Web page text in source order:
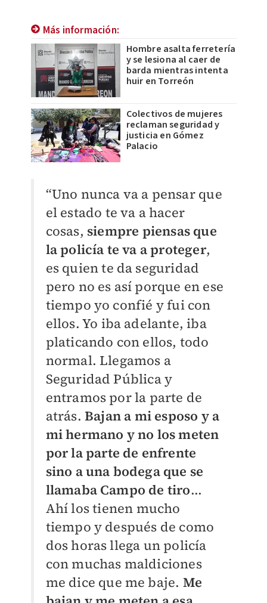
Más información:
Hombre asalta ferretería
y se lesiona al caer de
barda mientras intenta
huir en Torreón
Colectivos de mujeres
reclaman seguridad y
justicia en Gómez
Palacio
“Uno nunca va a pensar que
el estado te va a hacer
cosas, siempre piensas que
la policía te va a proteger,
es quien te da seguridad
pero no es así porque en ese
tiempo yo confié y fui con
ellos. Yo iba adelante, iba
platicando con ellos, todo
normal. Llegamos a
Seguridad Pública y
entramos por la parte de
atrás. Bajan a mi esposo y a
mi hermano y no los meten
por la parte de enfrente
sino a una bodega que se
llamaba Campo de tiro...
Ahí los tienen mucho
tiempo y después de como
dos horas llega un policía
con muchas maldiciones
me dice que me baje. Me